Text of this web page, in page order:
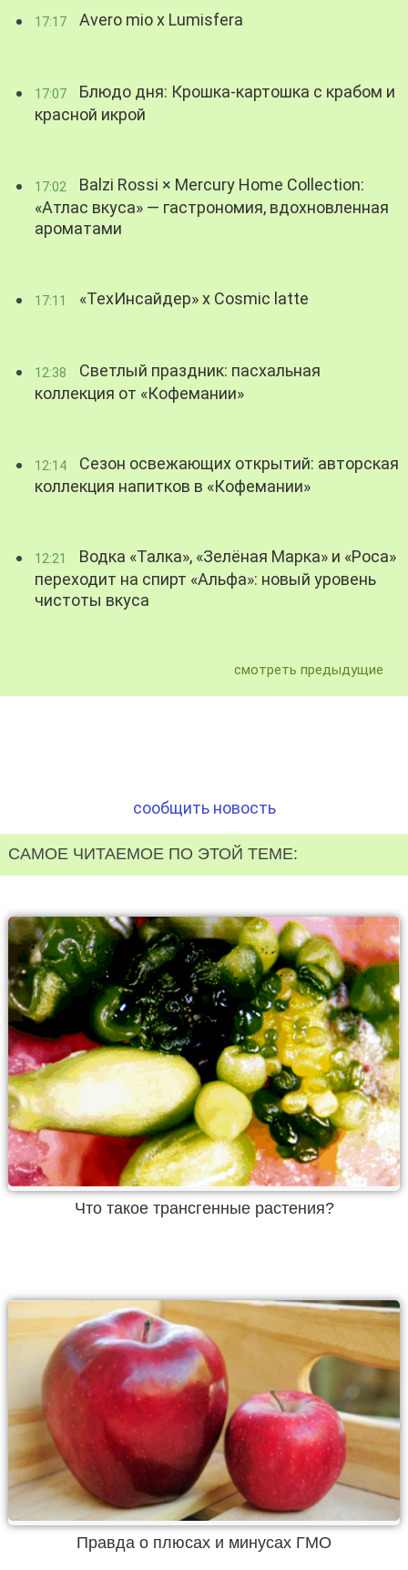
17:17 Avero mio x Lumisfera
17:07
Блюдо дня: Крошка-картошка с крабом и
красной икрой
17:02
Balzi Rossi × Mercury Home Collection:
«Атлас вкуса» — гастрономия, вдохновленная
ароматами
17:11 «ТехИнсайдер» х Cosmic latte
12:38
Светлый праздник: пасхальная
коллекция от «Кофемании»
12:14
Сезон освежающих открытий: авторская
коллекция напитков в «Кофемании»
12:21
Водка «Талка», «Зелёная Марка» и «Роса»
переходит на спирт «Альфа»: новый уровень
чистоты вкуса
смотреть предыдущие
сообщить новость
САМОЕ ЧИТАЕМОЕ ПО ЭТОЙ ТЕМЕ:
Что такое трансгенные растения?
Правда о плюсах и минусах ГМО